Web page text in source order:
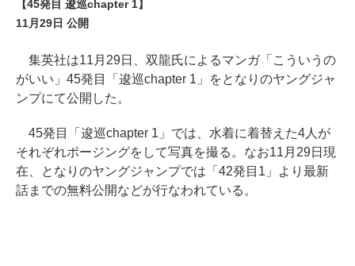
【45発目 逡巡chapter 1】
11月29日 公開
集英社は11月29日、双龍氏によるマンガ「こういうの
がいい」45発目「逡巡chapter 1」をとなりのヤングジャ
ンプにて公開した。
45発目「逡巡chapter 1」では、水着に着替えた4人が
それぞれポージングをして写真を撮る。なお11月29日現
在、となりのヤングジャンプでは「42発目1」より最新
話までの無料公開などが行なわれている。